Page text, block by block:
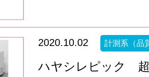
2020.10.02 計測系（品
ハヤシレピック